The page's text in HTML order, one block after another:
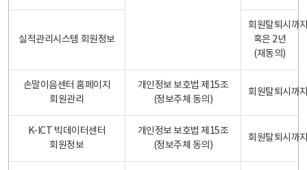
실적관리시스템 회원정보
회원탈퇴시까
혹은 2년
(재동의)
손말이음센터 홈페이지
회원관리
개인정보 보호법 제15조
(정보주체 동의)
회원탈퇴시까
K-ICT 빅데이터센터
회원정보
개인정보 보호법 제15조
(정보주체 동의)
회원탈퇴시까